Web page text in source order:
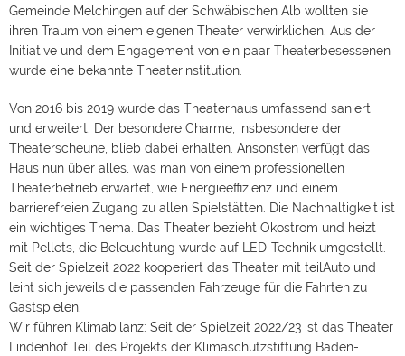
Gemeinde Melchingen auf der Schwäbischen Alb wollten sie
ihren Traum von einem eigenen Theater verwirklichen. Aus der
Initiative und dem Engagement von ein paar Theaterbesessenen
wurde eine bekannte Theaterinstitution.
Von 2016 bis 2019 wurde das Theaterhaus umfassend saniert
und erweitert. Der besondere Charme, insbesondere der
Theaterscheune, blieb dabei erhalten. Ansonsten verfügt das
Haus nun über alles, was man von einem professionellen
Theaterbetrieb erwartet, wie Energieeffizienz und einem
barrierefreien Zugang zu allen Spielstätten. Die Nachhaltigkeit ist
ein wichtiges Thema. Das Theater bezieht Ökostrom und heizt
mit Pellets, die Beleuchtung wurde auf LED-Technik umgestellt.
Seit der Spielzeit 2022 kooperiert das Theater mit teilAuto und
leiht sich jeweils die passenden Fahrzeuge für die Fahrten zu
Gastspielen.
Wir führen Klimabilanz: Seit der Spielzeit 2022/23 ist das Theater
Lindenhof Teil des Projekts der Klimaschutzstiftung Baden-